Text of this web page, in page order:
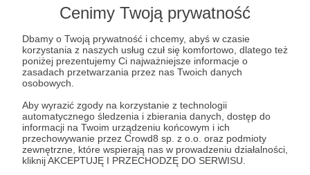
Cenimy Twoją prywatność
Dbamy o Twoją prywatność i chcemy, abyś w czasie
korzystania z naszych usług czuł się komfortowo, dlatego też
poniżej prezentujemy Ci najważniejsze informacje o
zasadach przetwarzania przez nas Twoich danych
osobowych.
Aby wyrazić zgody na korzystanie z technologii
automatycznego śledzenia i zbierania danych, dostęp do
informacji na Twoim urządzeniu końcowym i ich
przechowywanie przez Crowd8 sp. z o.o. oraz podmioty
zewnętrzne, które wspierają nas w prowadzeniu działalności,
kliknij AKCEPTUJĘ I PRZECHODZĘ DO SERWISU.
dołożysz kilka litrów do mojego baku :)
Patroni: 1
100 zł miesięcznie
UPOMINEK